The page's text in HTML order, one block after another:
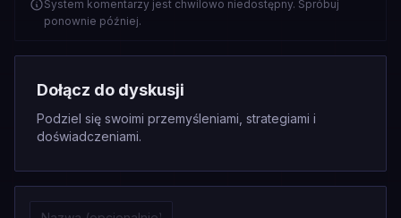
System komentarzy jest chwilowo niedostępny. Spróbuj
ponownie później.
Dołącz do dyskusji
Podziel się swoimi przemyśleniami, strategiami i
doświadczeniami.